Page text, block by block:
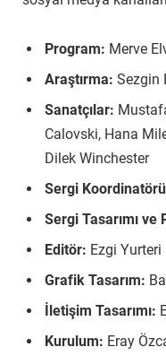
Program: Merve
Araştırma: Sezgin
Sanatçılar:
Calovski, Hana
Dilek Winchester
Sergi
Sergi Tasarımı ve
Editör: Ezgi Yurteri
Grafik Tasarım:
İletişim Tasarımı:
Kurulum: Eray